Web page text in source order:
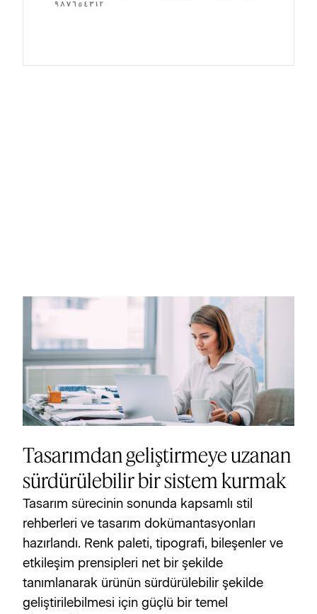
Tasarımdan geliştirmeye uzanan
sürdürülebilir bir sistem kurmak
Tasarım sürecinin sonunda kapsamlı stil
rehberleri ve tasarım dokümantasyonları
hazırlandı. Renk paleti, tipografi, bileşenler ve
etkileşim prensipleri net bir şekilde
tanımlanarak ürünün sürdürülebilir şekilde
geliştirilebilmesi için güçlü bir temel